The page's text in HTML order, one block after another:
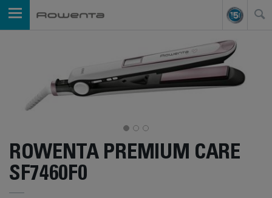
ROWENTA PREMIUM CARE
SF7460F0